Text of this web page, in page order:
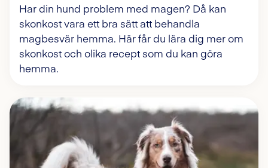
Har din hund problem med magen? Då kan
skonkost vara ett bra sätt att behandla
magbesvär hemma. Här får du lära dig mer om
skonkost och olika recept som du kan göra
hemma.